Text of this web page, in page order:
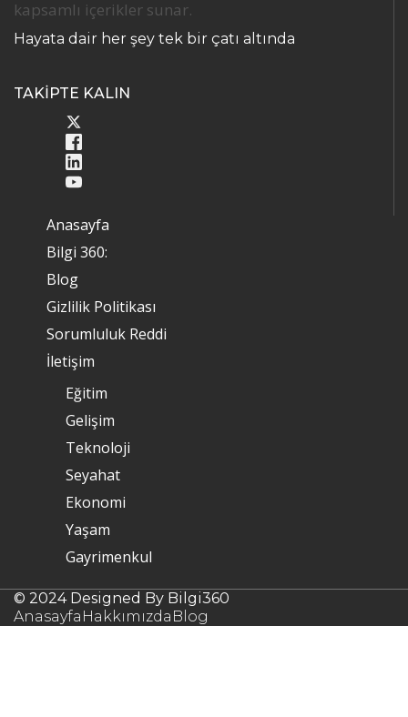
kapsamlı içerikler sunar.
Hayata dair her şey tek bir çatı altında
TAKİPTE KALIN
Anasayfa
Bilgi 360:
Blog
Gizlilik Politikası
Sorumluluk Reddi
İletişim
Eğitim
Gelişim
Teknoloji
Seyahat
Ekonomi
Yaşam
Gayrimenkul
© 2024 Designed By Bilgi360
Anasayfa Hakkımızda Blog